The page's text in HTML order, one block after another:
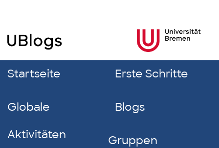
Startseite Erste Schritte
Globale
Aktivitäten
Blogs
Gruppen